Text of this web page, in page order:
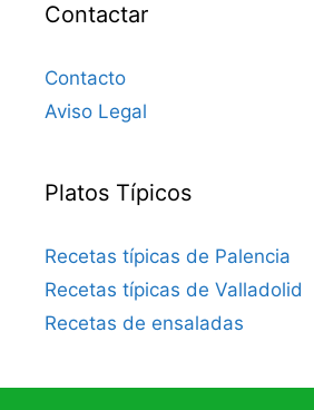
Contactar
Contacto
Aviso Legal
Platos Típicos
Recetas típicas de Palencia
Recetas típicas de Valladolid
Recetas de ensaladas